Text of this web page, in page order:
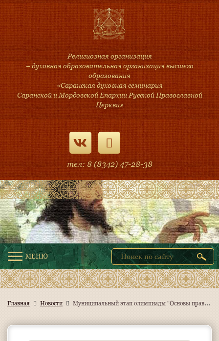
Религиозная организация
– духовная образовательная организация высшего
образования
«Саранская духовная семинария
Саранской и Мордовской Епархии Русской Православной
Церкви»
тел: 8 (8342) 47-28-38
МЕНЮ
Главная Новости М
униципальный этап олимпиады "Основы православной культуры" на тему "Умозрение в камне»: каменное церковное зодчество Древней Руси" на базе СДС.